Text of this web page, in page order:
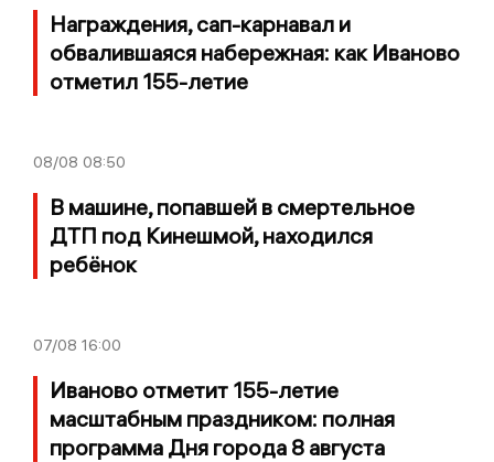
Награждения, сап-карнавал и
обвалившаяся набережная: как Иваново
отметил 155-летие
08/08 08:50
В машине, попавшей в смертельное
ДТП под Кинешмой, находился
ребёнок
07/08 16:00
Иваново отметит 155-летие
масштабным праздником: полная
программа Дня города 8 августа